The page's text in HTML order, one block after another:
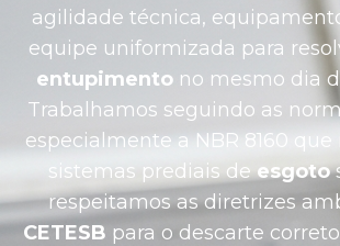
agilidade técnica,
equipe uniformizada para
entupimento no mesmo dia
Trabalhamos seguindo as
especialmente a NBR 8160
sistemas prediais deesgoto
respeitamos as diretrizes
CETESB para o descarte